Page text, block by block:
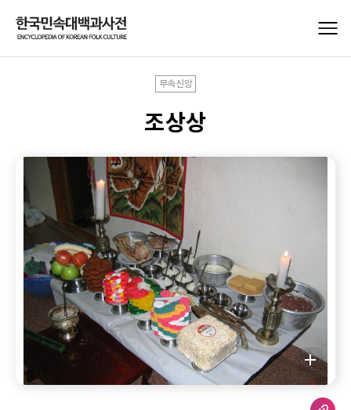
무속신앙
조상상